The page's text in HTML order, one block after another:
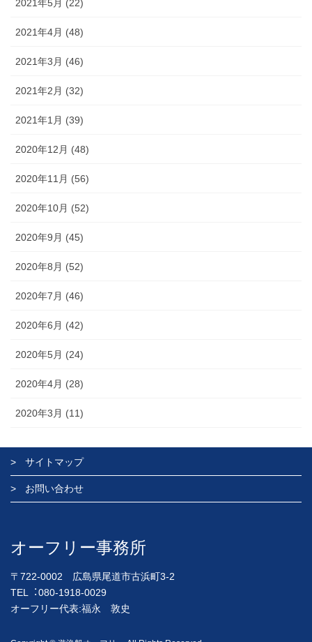
2021年5月 (22)
2021年4月 (48)
2021年3月 (46)
2021年2月 (32)
2021年1月 (39)
2020年12月 (48)
2020年11月 (56)
2020年10月 (52)
2020年9月 (45)
2020年8月 (52)
2020年7月 (46)
2020年6月 (42)
2020年5月 (24)
2020年4月 (28)
2020年3月 (11)
サイトマップ
お問い合わせ
オーフリー事務所
〒722-0002 広島県尾道市古浜町3-2
TEL︓080-1918-0029
オーフリー代表:福永 敦史